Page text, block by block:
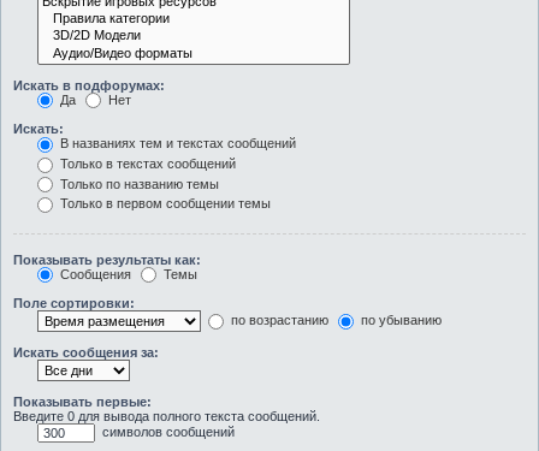
Искать в подфорумах:
Да
Нет
Искать:
В названиях тем и текстах сообщений
Только в текстах сообщений
Только по названию темы
Только в первом сообщении темы
Показывать результаты как:
Сообщения
Темы
Поле сортировки:
по возрастанию
по убыванию
Искать сообщения за:
Показывать первые:
Введите 0 для вывода полного текста сообщений.
символов сообщений